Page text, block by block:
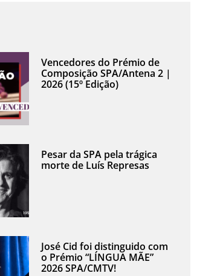
Vencedores do Prémio de
Composição SPA/Antena 2 |
2026 (15º Edição)
Pesar da SPA pela trágica
morte de Luís Represas
José Cid foi distinguido com
o Prémio “LÍNGUA MÃE”
2026 SPA/CMTV!